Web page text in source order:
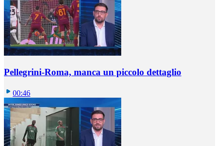
Pellegrini-Roma, manca un piccolo dettaglio
00:46